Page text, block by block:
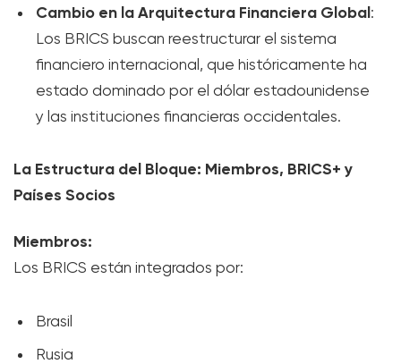
Cambio en la Arquitectura Financiera Global:
Los BRICS buscan reestructurar el sistema
financiero internacional, que históricamente ha
estado dominado por el dólar estadounidense
y las instituciones financieras occidentales.
La Estructura del Bloque: Miembros, BRICS+ y
Países Socios
Miembros:
Los BRICS están integrados por:
Brasil
Rusia